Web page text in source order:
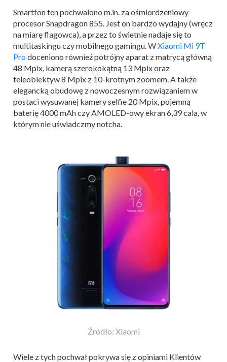
Smartfon ten pochwalono m.in. za ośmiordzeniowy
procesor Snapdragon 855. Jest on bardzo wydajny (wręcz
na miarę flagowca), a przez to świetnie nadaje się to
multitaskingu czy mobilnego gamingu. WXiaomi Mi 9T
Prodoceniono również potrójny aparat z matrycą główną
48 Mpix, kamerą szerokokątną 13 Mpix oraz
teleobiektyw 8 Mpix z 10-krotnym zoomem. A także
elegancką obudowę z nowoczesnym rozwiązaniem w
postaci wysuwanej kamery selfie 20 Mpix, pojemną
baterię 4000 mAh czy AMOLED-owy ekran 6,39 cala, w
którym nie uświadczmy notcha.
Źródło: Xiaomi
Wiele z tych pochwał pokrywa się z opiniami Klientów